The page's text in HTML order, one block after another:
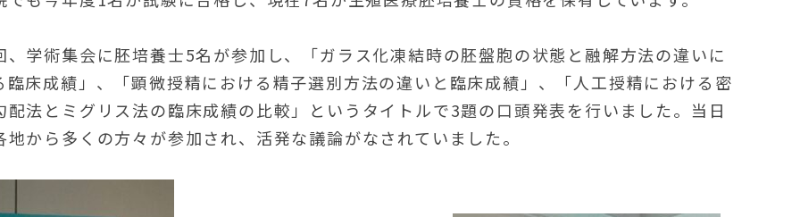
、学術集会に胚培養士5名が参加し、「ガラス化凍結時の胚盤胞の状態と融解方法の違いに
臨床成績」、「顕微授精における精子選別方法の違いと臨床成績」、「人工授精における密
配法とミグリス法の臨床成績の比較」というタイトルで3題の口頭発表を行いました。当日
地から多くの方々が参加され、活発な議論がなされていました。